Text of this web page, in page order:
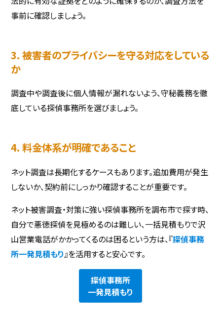
事前に確認しましょう。
3. 被害者のプライバシーを守る対応をしている
か
調査中や調査後に個人情報が漏れないよう、守秘義務を徹
底している探偵事務所を選びましょう。
4. 料金体系が明確であること
ネット調査は長期化するケースもあります。追加費用が発生
しないか、契約前にしっかり確認することが重要です。
ネット被害調査・対策に強い探偵事務所を調布市で探す時、
自分で悪徳探偵を見極めるのは難しい、一括見積もりで沢
山営業電話がかかってくるのは困るという方は、『探偵事務
所一発見積もり 』を活用すると安心です。
探偵事務所
一発見積もり